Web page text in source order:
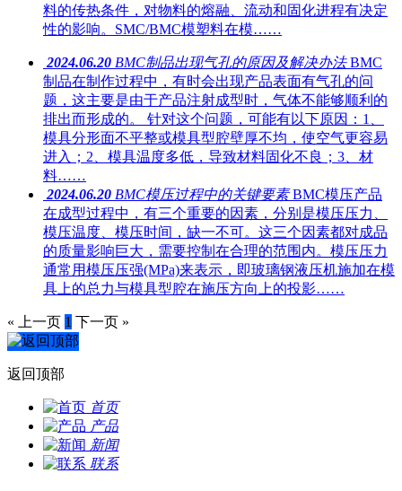
料的传热条件，对物料的熔融、流动和固化进程有决定
性的影响。SMC/BMC模塑料在模……
2024.06.20 BMC制品出现气孔的原因及解决办法 BMC
制品在制作过程中，有时会出现产品表面有气孔的问
题，这主要是由于产品注射成型时，气体不能够顺利的
排出而形成的。 针对这个问题，可能有以下原因：1、
模具分形面不平整或模具型腔壁厚不均，使空气更容易
进入；2、模具温度多低，导致材料固化不良；3、材
料……
2024.06.20 BMC模压过程中的关键要素 BMC模压产品
在成型过程中，有三个重要的因素，分别是模压压力、
模压温度、模压时间，缺一不可。这三个因素都对成品
的质量影响巨大，需要控制在合理的范围内。模压压力
通常用模压压强(MPa)来表示，即玻璃钢液压机施加在模
具上的总力与模具型腔在施压方向上的投影……
« 上一页 1 下一页 »
返回顶部
首页
产品
新闻
联系